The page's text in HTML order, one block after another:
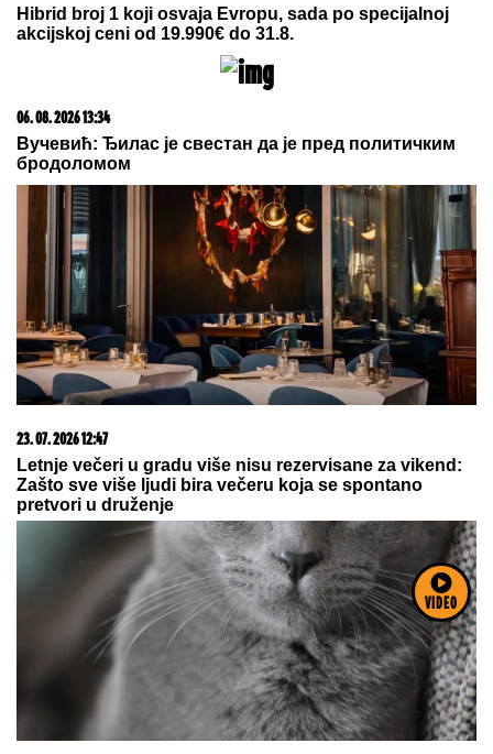
VIDEO
Hibrid broj 1 koji osvaja Evropu, sada po specijalnoj
akcijskoj ceni od 19.990€ do 31.8.
06. 08. 2026 13:34
Вучевић: Ђилас је свестан да је пред политичким
бродоломом
23. 07. 2026 12:47
Letnje večeri u gradu više nisu rezervisane za vikend:
Zašto sve više ljudi bira večeru koja se spontano
pretvori u druženje